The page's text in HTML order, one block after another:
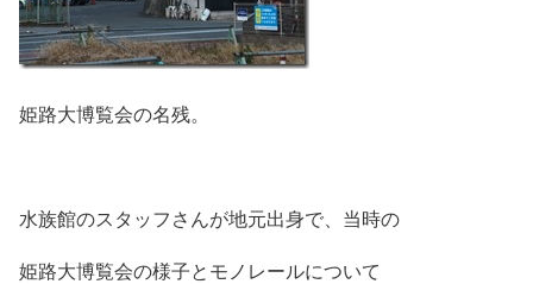
姫路大博覧会の名残。
水族館のスタッフさんが地元出身で、当時の
姫路大博覧会の様子とモノレールについて